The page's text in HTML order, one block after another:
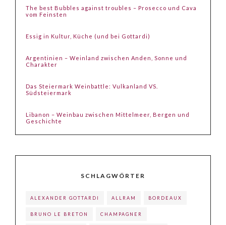
The best Bubbles against troubles – Prosecco und Cava
vom Feinsten
Essig in Kultur, Küche (und bei Gottardi)
Argentinien – Weinland zwischen Anden, Sonne und
Charakter
Das Steiermark Weinbattle: Vulkanland VS.
Südsteiermark
Libanon – Weinbau zwischen Mittelmeer, Bergen und
Geschichte
SCHLAGWÖRTER
ALEXANDER GOTTARDI ALLRAM BORDEAUX
BRUNO LE BRETON CHAMPAGNER